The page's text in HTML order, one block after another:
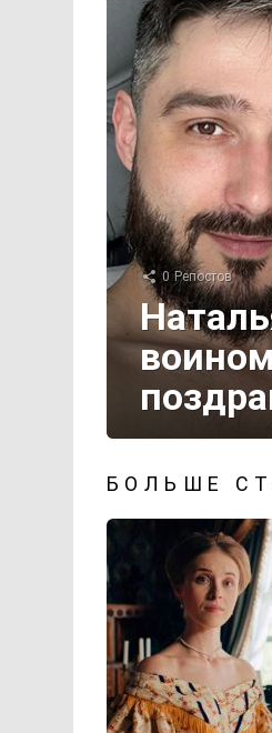
0 Репостов
БОЛЬШЕ